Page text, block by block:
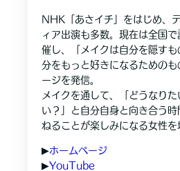
NHK「あさイチ」をはじめ、
ィア出演も多数。現在は全国
催し、「メイクは自分を隠す
分をもっと好きになるための
ージを発信。
メイクを通して、「どうなり
い？」と自分自身と向き合う
ねることが楽しみになる女性を
▶︎ホームページ
▶︎YouTube